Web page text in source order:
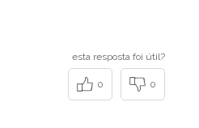
esta resposta foi útil?
0 0